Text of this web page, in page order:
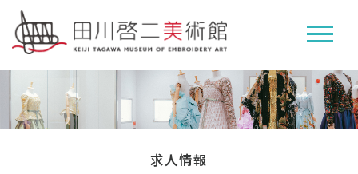
求人情報